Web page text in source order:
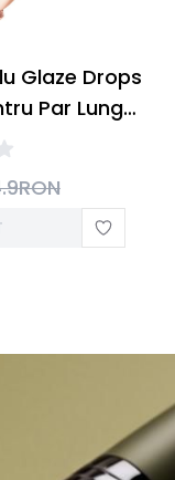
Glaze Drops
Par Lung
RON